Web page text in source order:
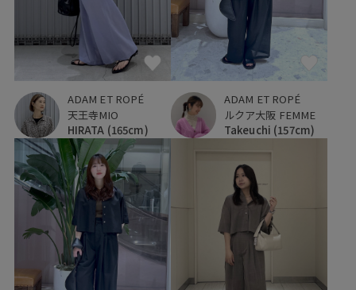
ADAM ET ROPÉ
天王寺MIO
HIRATA (165cm)
ADAM ET ROPÉ
ルクア大阪 FEMME
Takeuchi (157cm)